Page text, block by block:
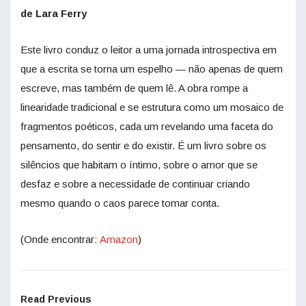
de Lara Ferry
Este livro conduz o leitor a uma jornada introspectiva em
que a escrita se torna um espelho — não apenas de quem
escreve, mas também de quem lê. A obra rompe a
linearidade tradicional e se estrutura como um mosaico de
fragmentos poéticos, cada um revelando uma faceta do
pensamento, do sentir e do existir. É um livro sobre os
silêncios que habitam o íntimo, sobre o amor que se
desfaz e sobre a necessidade de continuar criando
mesmo quando o caos parece tomar conta.
(Onde encontrar: Amazon)
Read Previous